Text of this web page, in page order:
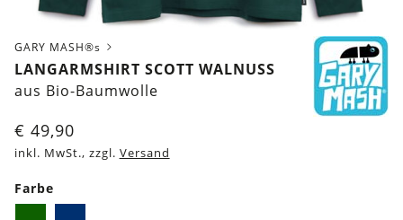
GARY MASH®s
LANGARMSHIRT SCOTT WALNUSS
aus Bio-Baumwolle
€ 49,90
inkl. MwSt., zzgl. Versand
Farbe